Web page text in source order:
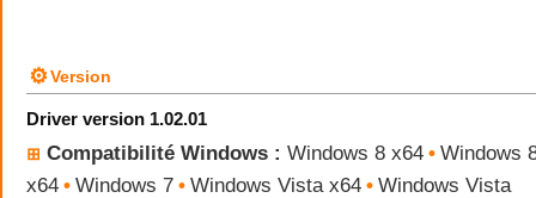
⚙Version
Driver version 1.02.01
⊞ Compatibilité Windows : Windows 8 x64 • Windows
x64 • Windows 7 • Windows Vista x64 • Windows Vista